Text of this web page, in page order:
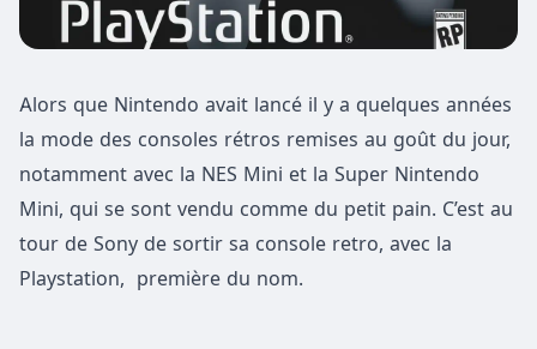
Alors que Nintendo avait lancé il y a quelques années
la mode des consoles rétros remises au goût du jour,
notamment avec la NES Mini et la Super Nintendo
Mini, qui se sont vendu comme du petit pain. C’est au
tour de Sony de sortir sa console retro, avec la
Playstation, première du nom.